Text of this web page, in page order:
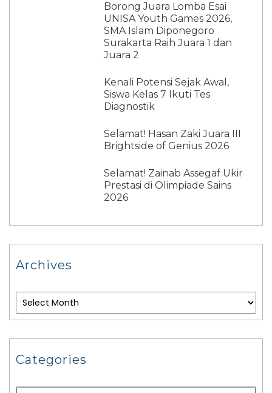
Borong Juara Lomba Esai
UNISA Youth Games 2026,
SMA Islam Diponegoro
Surakarta Raih Juara 1 dan
Juara 2
Kenali Potensi Sejak Awal,
Siswa Kelas 7 Ikuti Tes
Diagnostik
Selamat! Hasan Zaki Juara III
Brightside of Genius 2026
Selamat! Zainab Assegaf Ukir
Prestasi di Olimpiade Sains
2026
Archives
Categories